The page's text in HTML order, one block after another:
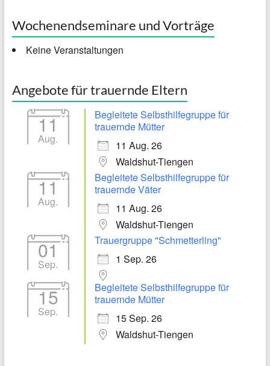
Wochenendseminare und Vorträge
Keine Veranstaltungen
Angebote für trauernde Eltern
11
Aug.
Begleitete Selbsthilfegruppe für
trauernde Mütter
11 Aug. 26
Waldshut-Tiengen
11
Aug.
Begleitete Selbsthilfegruppe für
trauernde Väter
11 Aug. 26
Waldshut-Tiengen
01
Sep.
Trauergruppe "Schmetterling"
1 Sep. 26
15
Sep.
Begleitete Selbsthilfegruppe für
trauernde Mütter
15 Sep. 26
Waldshut-Tiengen